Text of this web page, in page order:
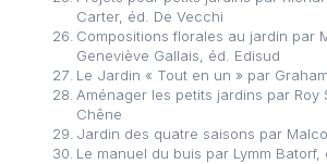
Carter, éd. De Vecchi
Compositions florales au jardin par
Geneviève Gallais, éd. Edisud
Le Jardin « Tout en un » par
Aménager les petits jardins par Roy
Chêne
Jardin des quatre saisons par
Le manuel du buis par Lymm Batorf,